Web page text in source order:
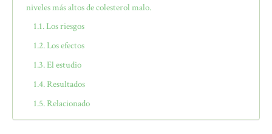
niveles más altos de colesterol malo.
Los riesgos
Los efectos
El estudio
Resultados
Relacionado